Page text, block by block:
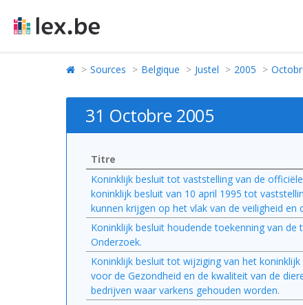
Sources Belgique Justel 2005
31 Octobre 2005
Titre
Koninklijk besluit tot vaststelling van de
koninklijk besluit van 10 april 1995 tot
kunnen krijgen op het vlak van de veiligheid en
Koninklijk besluit houdende toekenning van
Onderzoek.
Koninklijk besluit tot wijziging van het
voor de Gezondheid en de kwaliteit van de
bedrijven waar varkens gehouden worden.